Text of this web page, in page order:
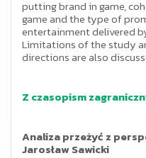
putting brand in game,
game and the type of
entertainment delivered
Limitations of the study
directions are also
Z czasopism
Analiza przeżyć z
Jarosław Sawicki